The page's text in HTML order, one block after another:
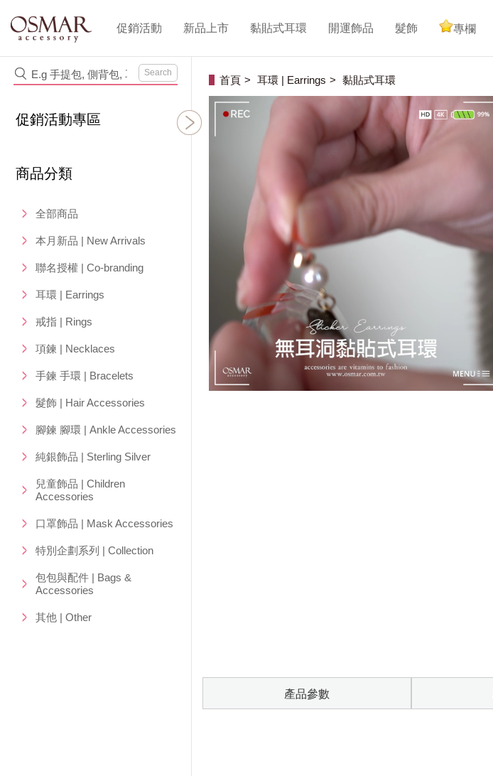
促銷活動 新品上市 黏貼式耳環 開運飾品 髮飾 專欄
Search
促銷活動專區
商品分類
全部商品
本月新品 | New Arrivals
聯名授權 | Co-branding
耳環 | Earrings
戒指 | Rings
項鍊 | Necklaces
手鍊 手環 | Bracelets
髮飾 | Hair Accessories
腳鍊 腳環 | Ankle Accessories
純銀飾品 | Sterling Silver
兒童飾品 | Children
Accessories
口罩飾品 | Mask Accessories
特別企劃系列 | Collection
包包與配件 | Bags &
Accessories
其他 | Other
首頁 耳環 | Earrings 黏貼式耳環
產品參數